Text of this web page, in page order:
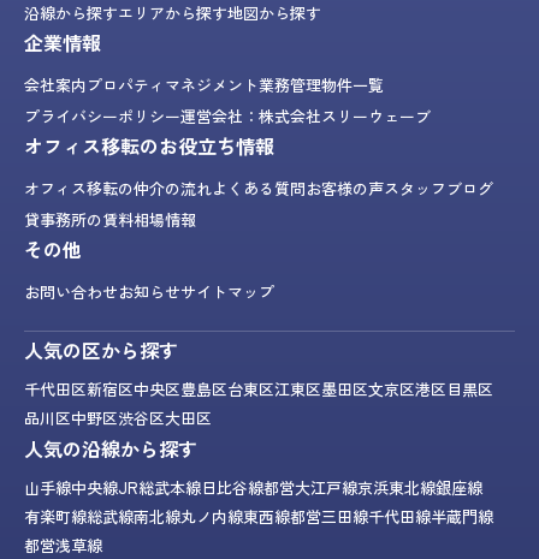
沿線から探すエリアから探す地図から探す
企業情報
会社案内プロパティマネジメント業務管理物件一覧
プライバシーポリシー運営会社：株式会社スリーウェーブ
オフィス移転のお役立ち情報
オフィス移転の仲介の流れよくある質問お客様の声スタッフブログ
貸事務所の賃料相場情報
その他
お問い合わせお知らせサイトマップ
人気の区から探す
千代田区新宿区中央区豊島区台東区江東区墨田区文京区港区目黒区
品川区中野区渋谷区大田区
人気の沿線から探す
山手線中央線JR総武本線日比谷線都営大江戸線京浜東北線銀座線
有楽町線総武線南北線丸ノ内線東西線都営三田線千代田線半蔵門線
都営浅草線